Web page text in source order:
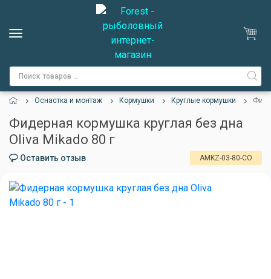
Оснастка и монтаж Кормушки Круглые кормушки
Фидерная кормушка круглая без дна
Oliva Mikado 80 г
Оставить отзыв AMKZ-03-80-CO